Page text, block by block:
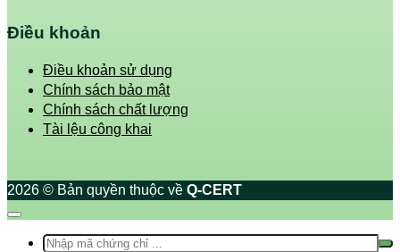
Điều khoản
Điều khoản sử dụng
Chính sách bảo mật
Chính sách chất lượng
Tài lệu công khai
2026 © Bản quyền thuộc về Q-CERT